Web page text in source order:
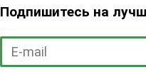
Подпишитесь на